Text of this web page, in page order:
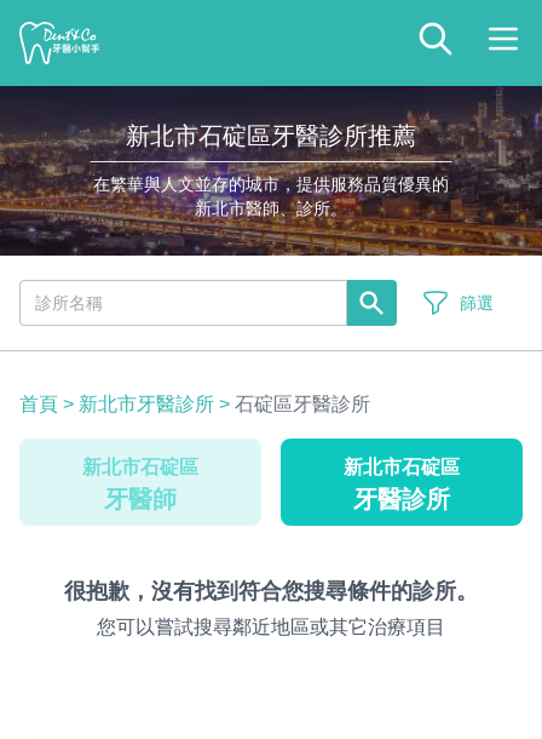
新北市石碇區牙醫診所推薦
在繁華與人文並存的城市，提供服務品質優異的
新北市醫師、診所。
篩選
首頁 > 新北市牙醫診所 > 石碇區牙醫診所
新北市石碇區
牙醫師
新北市石碇區
牙醫診所
很抱歉，沒有找到符合您搜尋條件的診所。
您可以嘗試搜尋鄰近地區或其它治療項目